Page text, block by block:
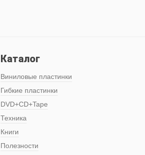
Каталог
Виниловые пластинки
Гибкие пластинки
DVD+CD+Tape
Техника
Книги
Полезности